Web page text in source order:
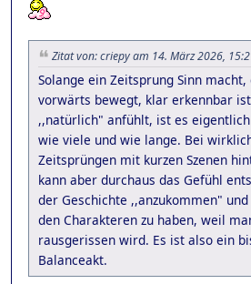
Zitat von: criepy am 14. März 2026,
Solange ein Zeitsprung Sinn macht,
vorwärts bewegt, klar erkennbar
,,natürlich" anfühlt, ist es
wie viele und wie lange. Bei
Zeitsprüngen mit kurzen Szenen
kann aber durchaus das Gefühl
der Geschichte ,,anzukommen"
den Charakteren zu haben, weil
rausgerissen wird. Es ist also ein
Balanceakt.